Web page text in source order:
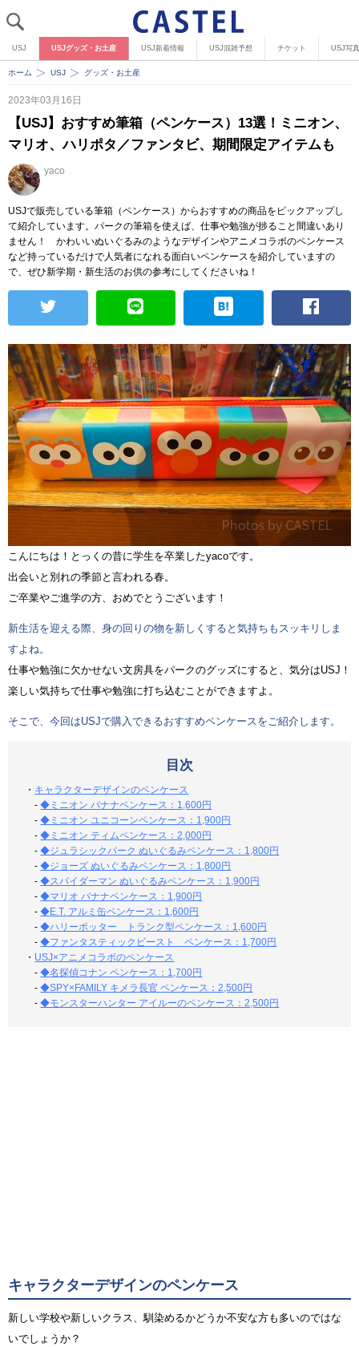
USJ USJグッズ・お土産 USJ新着情報 USJ混雑予想 チケット USJ写
ホーム USJ グッズ・お土産
2023年03月16日
【USJ】おすすめ筆箱（ペンケース）13選！ミニオン、
マリオ、ハリポタ／ファンタビ、期間限定アイテムも
yaco
USJで販売している筆箱（ペンケース）からおすすめの商品をピックアップし
て紹介しています。パークの筆箱を使えば、仕事や勉強が捗ること間違いあり
ません！ かわいいぬいぐるみのようなデザインやアニメコラボのペンケース
など持っているだけで人気者になれる面白いペンケースを紹介していますの
で、ぜひ新学期・新生活のお供の参考にしてくださいね！
こんにちは！とっくの昔に学生を卒業したyacoです。
出会いと別れの季節と言われる春。
ご卒業やご進学の方、おめでとうございます！
新生活を迎える際、身の回りの物を新しくすると気持ちもスッキリしま
すよね。
仕事や勉強に欠かせない文房具をパークのグッズにすると、気分はUSJ！
楽しい気持ちで仕事や勉強に打ち込むことができますよ。
そこで、今回はUSJで購入できるおすすめペンケースをご紹介します。
目次
・ キャラクターデザインのペンケース
-◆ミニオン バナナペンケース：1,600円
-◆ミニオン ユニコーンペンケース：1,900円
-◆ミニオン ティムペンケース：2,000円
-◆ジュラシックパーク ぬいぐるみペンケース：1,800円
-◆ジョーズ ぬいぐるみペンケース：1,800円
-◆スパイダーマン ぬいぐるみペンケース：1,900円
-◆マリオ バナナペンケース：1,900円
-◆E.T. アルミ缶ペンケース：1,600円
-◆ハリーポッター トランク型ペンケース：1,600円
-◆ファンタスティックビースト ペンケース：1,700円
・ USJ×アニメコラボのペンケース
-◆名探偵コナン ペンケース：1,700円
-◆SPY×FAMILY キメラ長官 ペンケース：2,500円
-◆モンスターハンター アイルーのペンケース：2,500円
キャラクターデザインのペンケース
新しい学校や新しいクラス、馴染めるかどうか不安な方も多いのではな
いでしょうか？